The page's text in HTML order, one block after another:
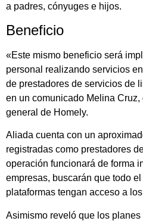
a padres, cónyuges e hijos.
Beneficio
«Este mismo beneficio será
personal realizando servicios
de prestadores de servicios de
en un comunicado Melina
general de Homely.
Aliada cuenta con un
registradas como prestadores
operación funcionará de forma
empresas, buscarán que todo
plataformas tengan acceso a
Asimismo reveló que los